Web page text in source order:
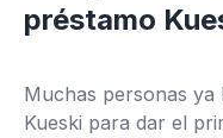
préstamo
Muchas personas ya
Kueski para dar el